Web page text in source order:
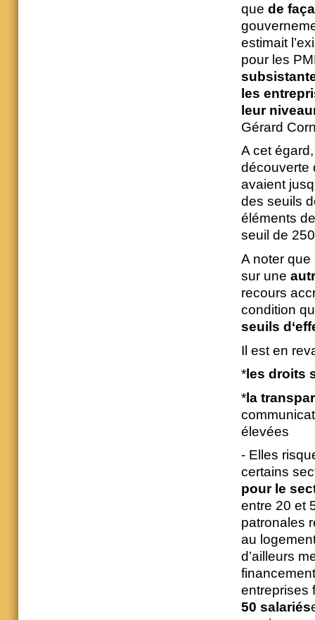
que de
estimait
pour les
les
leur
Gérard
A cet
découverte
avaient
des seuils
éléments
seuil de
A noter que
sur une
recours
condition
seuils
Il est en
*les droits
*la
élevées
- Elles
certains
pour le
entre 20 et
patronales
au
d’ailleurs
entreprises
50 salariés